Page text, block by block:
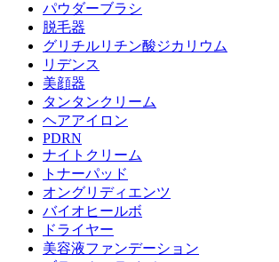
パウダーブラシ
脱毛器
グリチルリチン酸ジカリウム
リデンス
美顔器
タンタンクリーム
ヘアアイロン
PDRN
ナイトクリーム
トナーパッド
オングリディエンツ
バイオヒールボ
ドライヤー
美容液ファンデーション